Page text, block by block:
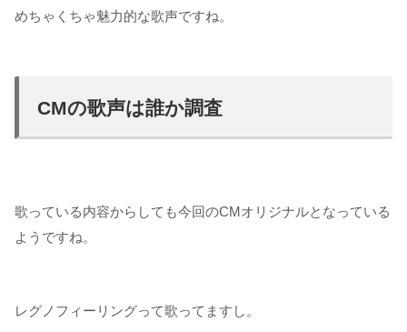
めちゃくちゃ魅力的な歌声ですね。
CMの歌声は誰か調査
歌っている内容からしても今回のCMオリジナルとなっている
ようですね。
レグノフィーリングって歌ってますし。